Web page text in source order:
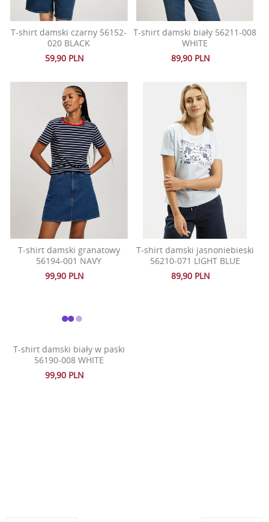
T-shirt damski czarny 56152-
020 BLACK
59,90 PLN
T-shirt damski biały 56211-008
WHITE
89,90 PLN
T-shirt damski granatowy
56194-001 NAVY
99,90 PLN
T-shirt damski jasnoniebieski
56210-071 LIGHT BLUE
89,90 PLN
T-shirt damski biały w paski
56190-008 WHITE
99,90 PLN